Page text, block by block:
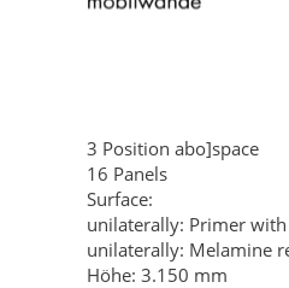
3 Position abo]space
16 Panels
Surface:
unilaterally: Primer
unilaterally: Melamine
Höhe: 3.150 mm